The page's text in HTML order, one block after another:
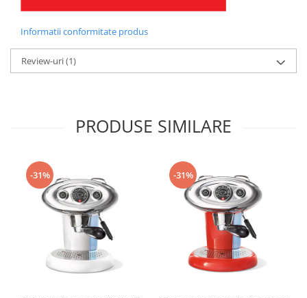
Informatii conformitate produs
Review-uri(1)
PRODUSE SIMILARE
-31% -31%